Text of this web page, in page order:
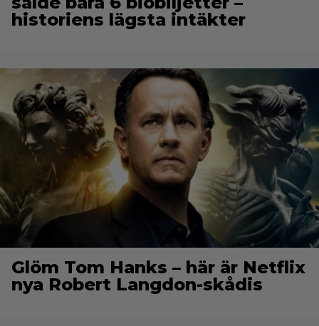
historiens lägsta intäkter
Glöm Tom Hanks – här är Netflix
nya Robert Langdon-skådis